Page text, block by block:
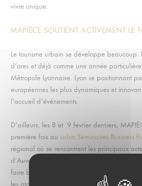
vivre unique.
MAPIÈCE SOUTIENT ACTIVEMENT LE
Le tourisme urbain se développe beaucoup.
d’ores et déjà comme une année
Métropole Lyonnaise. Lyon se positionnant
européennes les plus dynamiques et
l’accueil d’événements.
D’ailleurs, les 8 et 9 février derniers,
première fois au salon Séminaires Business
régional où se rencontrent les principaux
d’Auvergne Rhône-Alpes. Cet événement
faire briller le Grand Lyon sur la scène
les atouts touristiques lyonnais.